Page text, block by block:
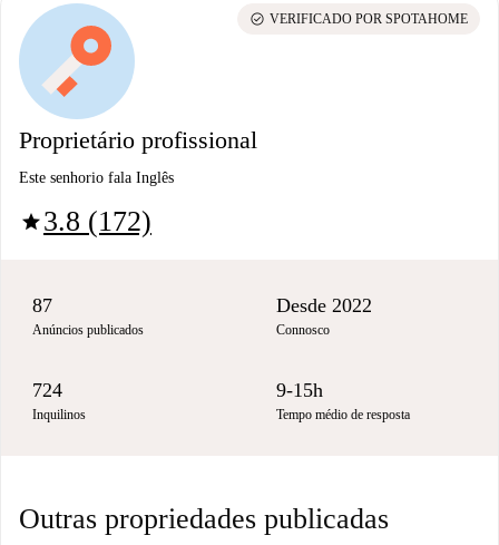
Proprietário profissional
Este senhorio fala Inglês
star3.8 (172)
check_circle VERIFICADO POR SPOTAHOME
87
Anúncios publicados
Desde 2022
Connosco
724
Inquilinos
9-15h
Tempo médio de resposta
Outras propriedades publicadas